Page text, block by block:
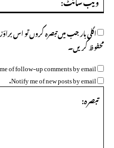
اگلی بار جب میں تبصرہ کروں تو اس
محفوظ کریں۔
of follow-up comments by email.
Notify me of new posts by email.